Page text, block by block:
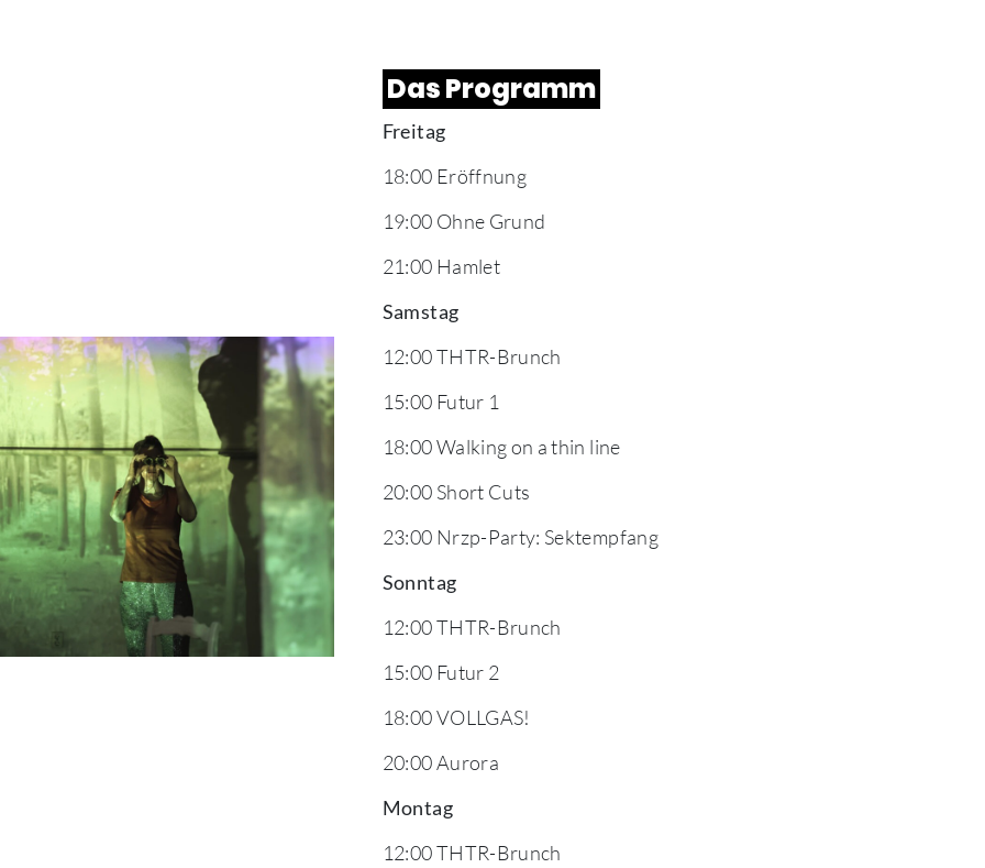
Das Programm
Freitag
18:00 Eröffnung
19:00 Ohne Grund
21:00 Hamlet
Samstag
12:00 THTR-Brunch
15:00 Futur 1
18:00 Walking on a thin line
20:00 Short Cuts
23:00 Nrzp-Party: Sektempfang
Sonntag
12:00 THTR-Brunch
15:00 Futur 2
18:00 VOLLGAS!
20:00 Aurora
Montag
12:00 THTR-Brunch